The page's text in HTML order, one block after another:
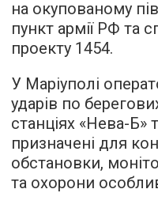
на окупованому
пункт армії РФ та
проекту 1454.
У Маріуполі
ударів по
станціях «Нева-Б»
призначені для
обстановки,
та охорони